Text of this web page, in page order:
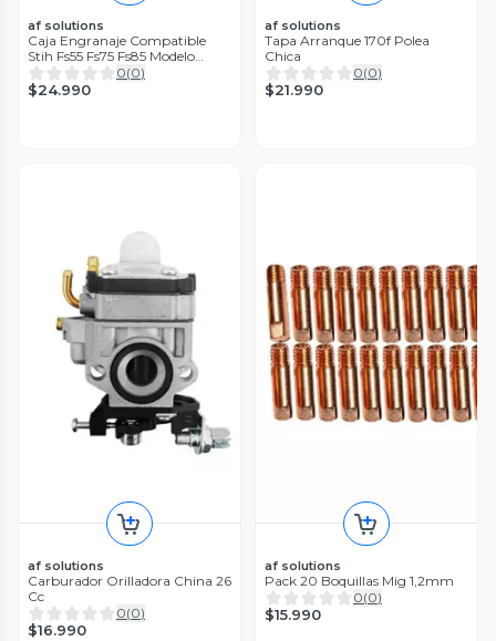
af solutions
Caja Engranaje Compatible
Stih Fs55 Fs75 Fs85 Modelo
Antiguo
0(0)
$24.990
af solutions
Tapa Arranque 170f Polea
Chica
0(0)
$21.990
af solutions
Carburador Orilladora China 26
Cc
0(0)
$16.990
af solutions
Pack 20 Boquillas Mig 1,2mm
0(0)
$15.990